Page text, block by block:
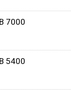
xuất chế
các hệ thống xử
7000
5400